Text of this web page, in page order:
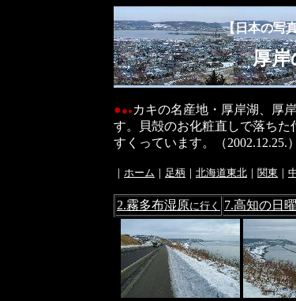
【日本の写
厚岸
●●● カキの名産地・厚岸湖、厚
す。貝殻のお化粧直しで落ち
すくっています。（2002.12.25.）
｜ ホーム ｜ 足柄 ｜ 北海道東北 ｜ 関東 ｜
2.霧多布湿原に行く 7.高知の日